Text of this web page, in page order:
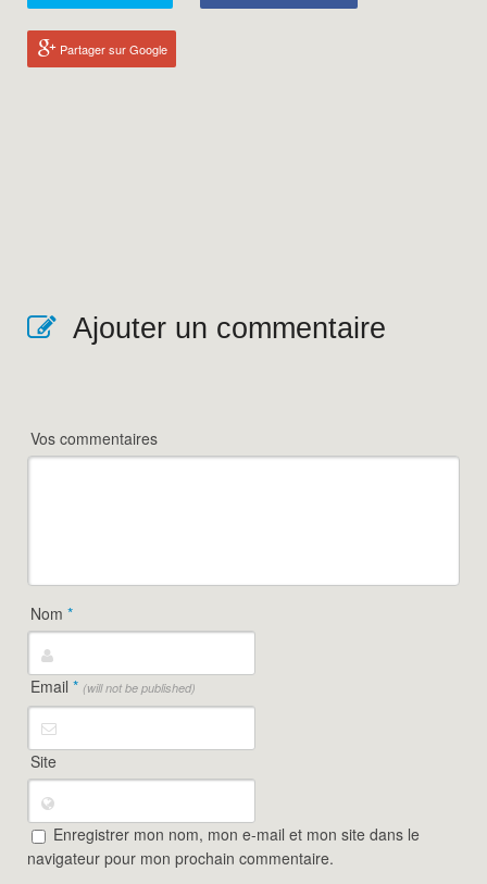
Partager sur Google
Ajouter un commentaire
Vos commentaires
Nom*
Email* (will not be published)
Site
Enregistrer mon nom, mon e-mail et mon site dans le
navigateur pour mon prochain commentaire.